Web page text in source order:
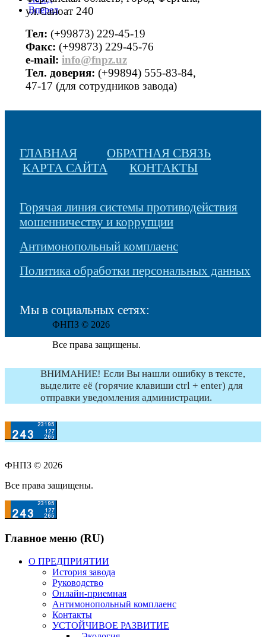
Вперед
ул.Саноат 240
Тел: (+99873) 229-45-19
Факс: (+99873) 229-45-76
е-mail: info@fnpz.uz
Тел. доверия: (+99894) 555-83-84,
47-17 (для сотрудников завода)
ГЛАВНАЯ
ОБРАТНАЯ СВЯЗЬ
КАРТА САЙТА
КОНТАКТЫ
Горячая линия системы противодействия
мошенничеству и коррупции
Антимонопольный комплаенс
Политика обработки персональных данных
Мы в социальных сетях:
ФНПЗ © 2026
Все права защищены.
ВНИМАНИЕ! Если Вы нашли ошибку в тексте,
выделите её (горячие клавиши ctrl + enter) для
отправки уведомления администрации.
ФНПЗ © 2026
Все права защищены.
Главное меню (RU)
О ПРЕДПРИЯТИИ
История завода
Руководство
Онлайн-приемная
Антимонопольный комплаенс
Контакты
УСТОЙЧИВОЕ РАЗВИТИЕ